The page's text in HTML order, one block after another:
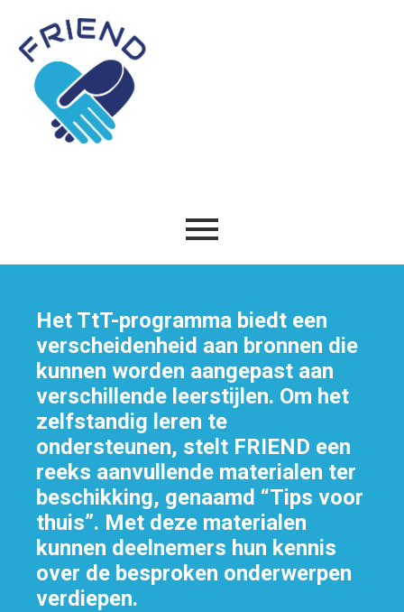
Het TtT-programma biedt een
verscheidenheid aan bronnen die
kunnen worden aangepast aan
verschillende leerstijlen. Om het
zelfstandig leren te
ondersteunen, stelt FRIEND een
reeks aanvullende materialen ter
beschikking, genaamd “Tips voor
thuis”. Met deze materialen
kunnen deelnemers hun kennis
over de besproken onderwerpen
verdiepen.